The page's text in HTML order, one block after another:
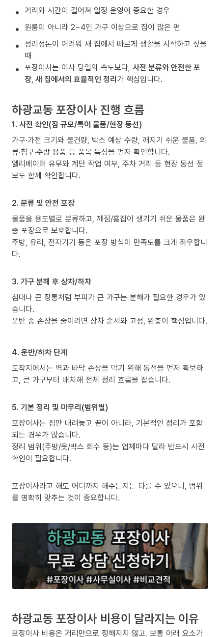
거리와 시간이 길어져 일정 운영이 중요한 경우
원룸이 아니라 2~4인 가구 이상으로 짐이 많은 편
정리정돈이 어려워 새 집에서 빠르게 생활을 시작하고 싶을
때
포장이사는 이사 당일의 속도보다, 사전 분류와 안전한 포
장, 새 집에서의 효율적인 정리가 핵심입니다.
하광교동 포장이사 진행 흐름
1. 사전 확인(짐 규모/특이 물품/현장 동선)
가구·가전 크기와 물건량, 박스 예상 수량, 깨지기 쉬운 물품, 의
류·침구·주방 용품 등 품목 특성을 먼저 확인합니다.
엘리베이터 유무와 계단 작업 여부, 주차 거리 등 현장 동선 정
보도 함께 확인합니다.
2. 분류 및 안전 포장
물품을 용도별로 분류하고, 깨짐/흠집이 생기기 쉬운 물품은 완
충 포장으로 보호합니다.
주방, 유리, 전자기기 등은 포장 방식이 만족도를 크게 좌우합니
다.
3. 가구 분해 후 상차/하차
침대나 큰 장롱처럼 부피가 큰 가구는 분해가 필요한 경우가 있
습니다.
운반 중 손상을 줄이려면 상차 순서와 고정, 완충이 핵심입니다.
4. 운반/하차 단계
도착지에서는 벽과 바닥 손상을 막기 위해 동선을 먼저 확보하
고, 큰 가구부터 배치해 전체 정리 흐름을 잡습니다.
5. 기본 정리 및 마무리(범위별)
포장이사는 짐만 내려놓고 끝이 아니라, 기본적인 정리가 포함
되는 경우가 많습니다.
정리 범위(주방/옷/박스 회수 등)는 업체마다 달라 반드시 사전
확인이 필요합니다.
포장이사라고 해도 어디까지 해주는지는 다를 수 있으니, 범위
를 명확히 맞추는 것이 중요합니다.
하광교동 포장이사 비용이 달라지는 이유
포장이사 비용은 거리만으로 정해지지 않고, 보통 아래 요소가